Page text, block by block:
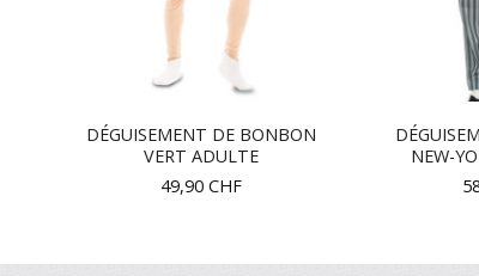
DÉGUISEMENT DE BONBON
VERT ADULTE
49,90 CHF
NEW-